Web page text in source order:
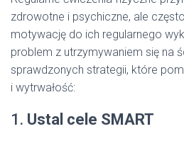
zdrowotne i psychiczne, ale
motywację do ich regularnego
problem z utrzymywaniem się na
sprawdzonych strategii, które
i wytrwałość:
1. Ustal cele SMART